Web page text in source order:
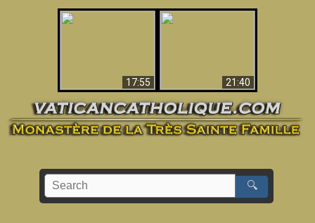
17:55
21:40
🔍